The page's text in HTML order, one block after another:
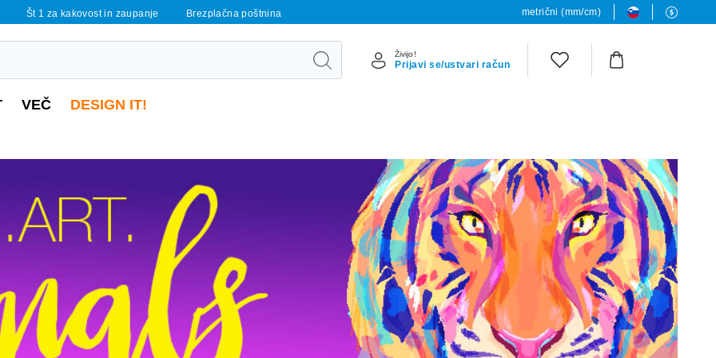
Št 1 za kakovost in zaupanje Brezplačna poštnina metrični (mm/cm)
Živijo!
Prijavi se/ustvari račun
VEČ DESIGN IT!